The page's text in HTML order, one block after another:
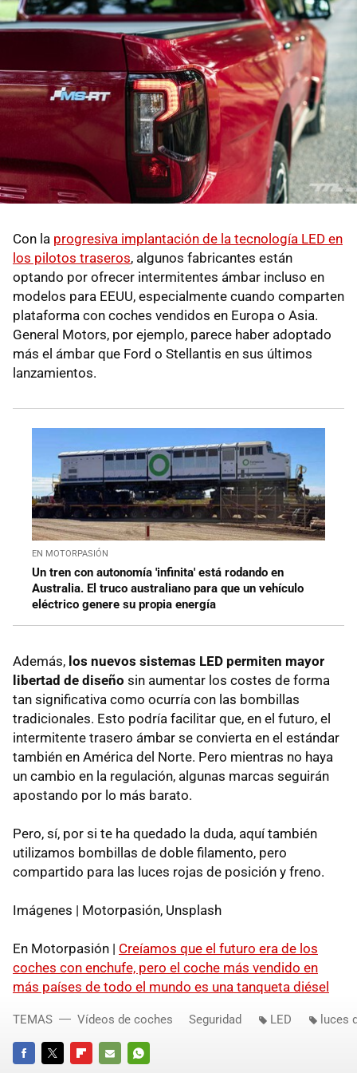
Con la progresiva implantación de la tecnología LED en
los pilotos traseros, algunos fabricantes están
optando por ofrecer intermitentes ámbar incluso en
modelos para EEUU, especialmente cuando comparten
plataforma con coches vendidos en Europa o Asia.
General Motors, por ejemplo, parece haber adoptado
más el ámbar que Ford o Stellantis en sus últimos
lanzamientos.
EN MOTORPASIÓN
Un tren con autonomía 'infinita' está rodando en
Australia. El truco australiano para que un vehículo
eléctrico genere su propia energía
Además, los nuevos sistemas LED permiten mayor
libertad de diseño sin aumentar los costes de forma
tan significativa como ocurría con las bombillas
tradicionales. Esto podría facilitar que, en el futuro, el
intermitente trasero ámbar se convierta en el estándar
también en América del Norte. Pero mientras no haya
un cambio en la regulación, algunas marcas seguirán
apostando por lo más barato.
Pero, sí, por si te ha quedado la duda, aquí también
utilizamos bombillas de doble filamento, pero
compartido para las luces rojas de posición y freno.
Imágenes | Motorpasión, Unsplash
En Motorpasión | Creíamos que el futuro era de los
coches con enchufe, pero el coche más vendido en
más países de todo el mundo es una tanqueta diésel
TEMAS Vídeos de coches Seguridad LED luces